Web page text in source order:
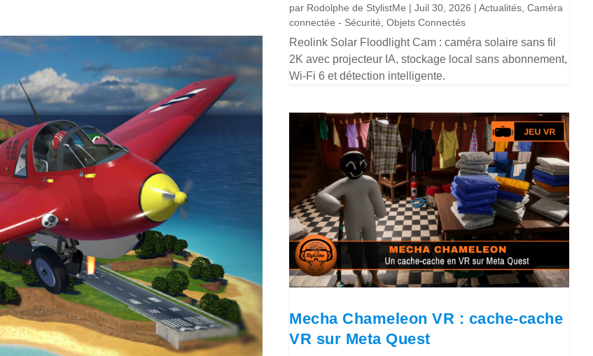
par Rodolphe de StylistMe |Juil 30, 2026 |Actualités ,Caméra
connectée - Sécurité ,Objets Connectés
Reolink Solar Floodlight Cam : caméra solaire sans fil
2K avec projecteur IA, stockage local sans abonnement,
Wi-Fi 6 et détection intelligente.
Mecha Chameleon VR : cache-cache
VR sur Meta Quest